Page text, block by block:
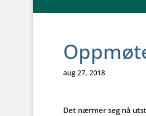
aug 27, 2018
Det nærmer seg nå